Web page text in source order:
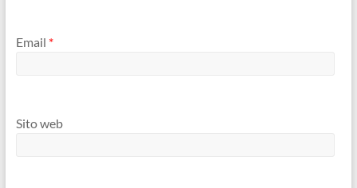
Email *
Sito web